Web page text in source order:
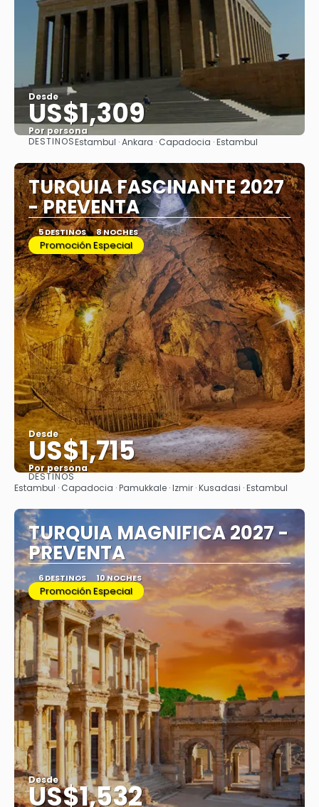
Desde
US$1,309
Por persona
Ver
DESTINOSEstambul · Ankara · Capadocia · Estambul
TURQUIA FASCINANTE 2027
- PREVENTA
5 DESTINOS 8 NOCHES
Promoción Especial
Desde
US$1,715
Por persona
Ver
DESTINOS
Estambul · Capadocia · Pamukkale · Izmir · Kusadasi · Estambul
TURQUIA MAGNIFICA 2027 -
PREVENTA
6 DESTINOS 10 NOCHES
Promoción Especial
Desde
US$1,532